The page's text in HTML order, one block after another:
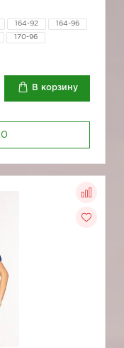
164-92 164-96
170-96
В корзину
0